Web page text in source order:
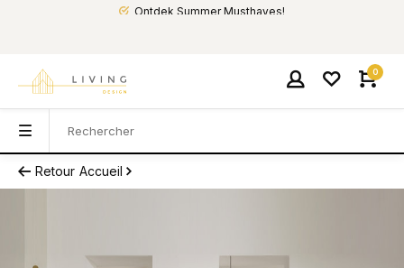
Ontdek Summer Musthaves!
0
Retour Accueil